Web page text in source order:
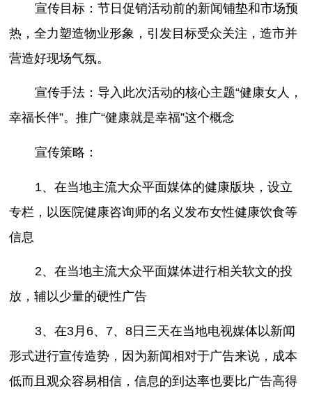
宣传目标：节日促销活动前的新闻铺垫和市场预
热，全力塑造物业形象，引发目标受众关注，造市并
营造好现场气氛。
宣传手法：导入此次活动的核心主题“健康女人，
幸福长伴”。推广“健康就是幸福”这个概念
宣传策略：
1、在当地主流大众平面媒体的健康版块，设立
专栏，以医院健康咨询师的名义发布女性健康饮食等
信息
2、在当地主流大众平面媒体进行相关软文的投
放，辅以少量的硬性广告
3、在3月6、7、8日三天在当地电视媒体以新闻
形式进行宣传造势，因为新闻相对于广告来说，成本
低而且观众容易相信，信息的到达率也要比广告高得